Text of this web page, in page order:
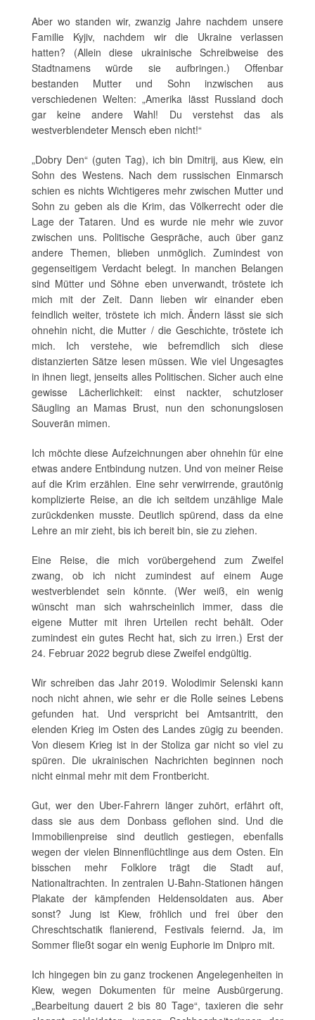
Aber wo standen wir, zwanzig Jahre nachdem unsere
Familie Kyjiv, nachdem wir die Ukraine verlassen
hatten? (Allein diese ukrainische Schreibweise des
Stadtnamens würde sie aufbringen.) Offenbar
bestanden Mutter und Sohn inzwischen aus
verschiedenen Welten: „Amerika lässt Russland doch
gar keine andere Wahl! Du verstehst das als
westverblendeter Mensch eben nicht!“
„Dobry Den“ (guten Tag), ich bin Dmitrij, aus Kiew, ein
Sohn des Westens. Nach dem russischen Einmarsch
schien es nichts Wichtigeres mehr zwischen Mutter und
Sohn zu geben als die Krim, das Völkerrecht oder die
Lage der Tataren. Und es wurde nie mehr wie zuvor
zwischen uns. Politische Gespräche, auch über ganz
andere Themen, blieben unmöglich. Zumindest von
gegenseitigem Verdacht belegt. In manchen Belangen
sind Mütter und Söhne eben unverwandt, tröstete ich
mich mit der Zeit. Dann lieben wir einander eben
feindlich weiter, tröstete ich mich. Ändern lässt sie sich
ohnehin nicht, die Mutter / die Geschichte, tröstete ich
mich. Ich verstehe, wie befremdlich sich diese
distanzierten Sätze lesen müssen. Wie viel Ungesagtes
in ihnen liegt, jenseits alles Politischen. Sicher auch eine
gewisse Lächerlichkeit: einst nackter, schutzloser
Säugling an Mamas Brust, nun den schonungslosen
Souverän mimen.
Ich möchte diese Aufzeichnungen aber ohnehin für eine
etwas andere Entbindung nutzen. Und von meiner Reise
auf die Krim erzählen. Eine sehr verwirrende, grautönig
komplizierte Reise, an die ich seitdem unzählige Male
zurückdenken musste. Deutlich spürend, dass da eine
Lehre an mir zieht, bis ich bereit bin, sie zu ziehen.
Eine Reise, die mich vorübergehend zum Zweifel
zwang, ob ich nicht zumindest auf einem Auge
westverblendet sein könnte. (Wer weiß, ein wenig
wünscht man sich wahrscheinlich immer, dass die
eigene Mutter mit ihren Urteilen recht behält. Oder
zumindest ein gutes Recht hat, sich zu irren.) Erst der
24. Februar 2022 begrub diese Zweifel endgültig.
Wir schreiben das Jahr 2019. Wolodimir Selenski kann
noch nicht ahnen, wie sehr er die Rolle seines Lebens
gefunden hat. Und verspricht bei Amtsantritt, den
elenden Krieg im Osten des Landes zügig zu beenden.
Von diesem Krieg ist in der Stoliza gar nicht so viel zu
spüren. Die ukrainischen Nachrichten beginnen noch
nicht einmal mehr mit dem Frontbericht.
Gut, wer den Uber-Fahrern länger zuhört, erfährt oft,
dass sie aus dem Donbass geflohen sind. Und die
Immobilienpreise sind deutlich gestiegen, ebenfalls
wegen der vielen Binnenflüchtlinge aus dem Osten. Ein
bisschen mehr Folklore trägt die Stadt auf,
Nationaltrachten. In zentralen U-Bahn-Stationen hängen
Plakate der kämpfenden Heldensoldaten aus. Aber
sonst? Jung ist Kiew, fröhlich und frei über den
Chreschtschatik flanierend, Festivals feiernd. Ja, im
Sommer fließt sogar ein wenig Euphorie im Dnipro mit.
Ich hingegen bin zu ganz trockenen Angelegenheiten in
Kiew, wegen Dokumenten für meine Ausbürgerung.
„Bearbeitung dauert 2 bis 80 Tage“, taxieren die sehr